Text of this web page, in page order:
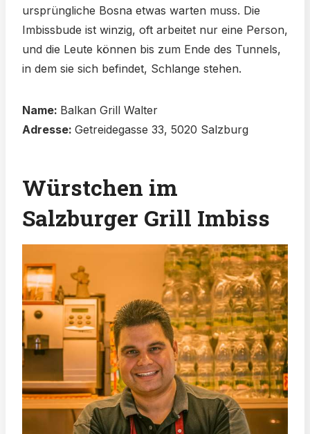
ursprüngliche Bosna etwas warten muss. Die
Imbissbude ist winzig, oft arbeitet nur eine Person,
und die Leute können bis zum Ende des Tunnels,
in dem sie sich befindet, Schlange stehen.
Name: Balkan Grill Walter
Adresse: Getreidegasse 33, 5020 Salzburg
Würstchen im
Salzburger Grill Imbiss